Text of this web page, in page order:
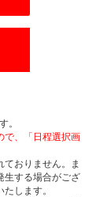
。
で、「日程選択画
おりません。ま
生する場合がござ
します。